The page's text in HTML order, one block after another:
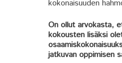
kokonaisuuden
On ollut arvokasta,
kokousten lisäksi
jatkuvan oppimisen